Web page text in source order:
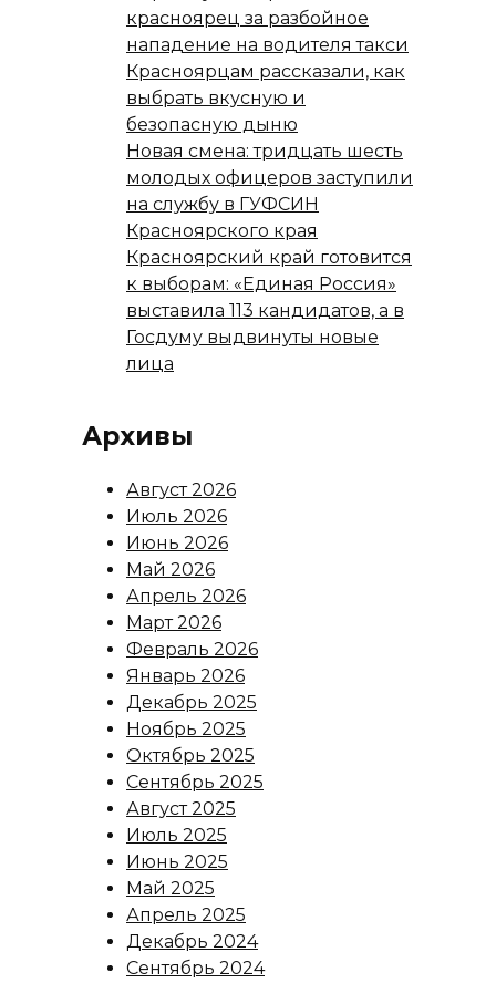
красноярец за разбойное
нападение на водителя такси
Красноярцам рассказали, как
выбрать вкусную и
безопасную дыню
Новая смена: тридцать шесть
молодых офицеров заступили
на службу в ГУФСИН
Красноярского края
Красноярский край готовится
к выборам: «Единая Россия»
выставила 113 кандидатов, а в
Госдуму выдвинуты новые
лица
Архивы
Август 2026
Июль 2026
Июнь 2026
Май 2026
Апрель 2026
Март 2026
Февраль 2026
Январь 2026
Декабрь 2025
Ноябрь 2025
Октябрь 2025
Сентябрь 2025
Август 2025
Июль 2025
Июнь 2025
Май 2025
Апрель 2025
Декабрь 2024
Сентябрь 2024